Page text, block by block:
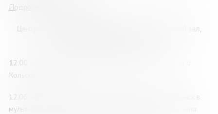
Подробнее о мероприятии
12.00
Кольском Севере
12.06 – 13.00 Серия детских мультфильмов «Мурманск в
мульт-азбуке», 2025-2026, реж. Анастасия Лукина, Анна